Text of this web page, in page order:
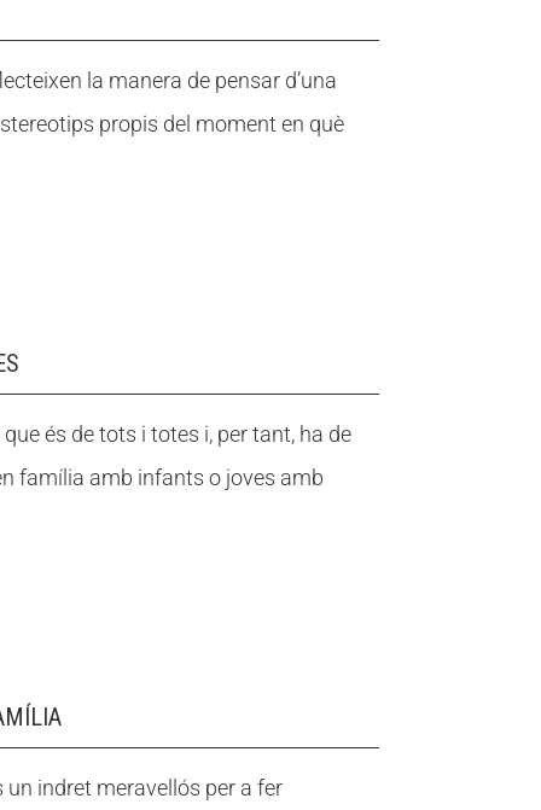
la manera de pensar d’una
propis del moment en què
és de tots i totes i, per tant, ha de
família amb infants o joves amb
un indret meravellós per a fer
Treballa amb nosaltres
Treballa amb nosaltres